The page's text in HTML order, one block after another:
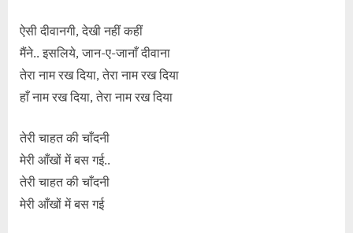
ऐसी दीवानगी, देखी नहीं कहीं
मैंने.. इसलिये, जान-ए-जानाँ दीवाना
तेरा नाम रख दिया, तेरा नाम रख दिया
हाँ नाम रख दिया, तेरा नाम रख दिया
तेरी चाहत की चाँदनी
मेरी आँखों में बस गई..
तेरी चाहत की चाँदनी
मेरी आँखों में बस गई